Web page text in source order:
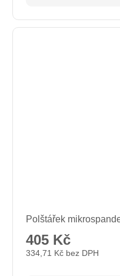
Polštářek
334,71 Kč bez DPH
405 Kč